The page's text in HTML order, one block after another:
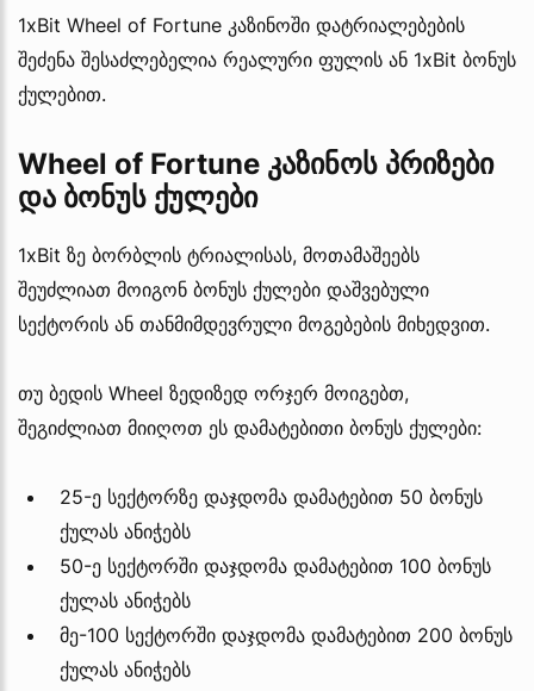
1xBit Wheel of Fortune კაზინოში დატრიალებების
შეძენა შესაძლებელია რეალური ფულის ან 1xBit ბონუს
ქულებით.
Wheel of Fortune კაზინოს პრიზები
და ბონუს ქულები
1xBit ზე ბორბლის ტრიალისას, მოთამაშეებს
შეუძლიათ მოიგონ ბონუს ქულები დაშვებული
სექტორის ან თანმიმდევრული მოგებების მიხედვით.
თუ ბედის Wheel ზედიზედ ორჯერ მოიგებთ,
შეგიძლიათ მიიღოთ ეს დამატებითი ბონუს ქულები:
25-ე სექტორზე დაჯდომა დამატებით 50 ბონუს
ქულას ანიჭებს
50-ე სექტორში დაჯდომა დამატებით 100 ბონუს
ქულას ანიჭებს
მე-100 სექტორში დაჯდომა დამატებით 200 ბონუს
ქულას ანიჭებს